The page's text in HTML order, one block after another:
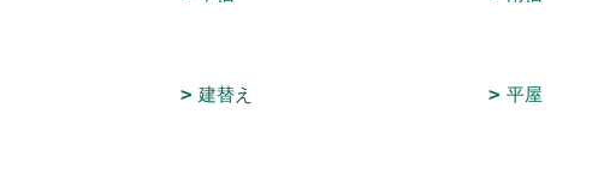
建替え 平屋